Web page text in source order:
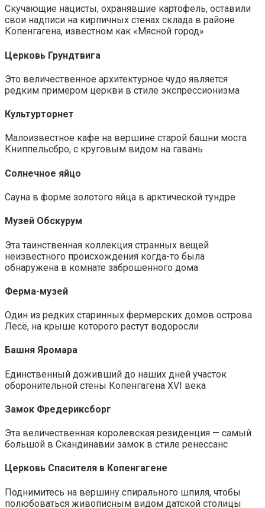
Скучающие нацисты, охранявшие картофель, оставили
свои надписи на кирпичных стенах склада в районе
Копенгагена, известном как «Мясной город»
Церковь Грундтвига
Это величественное архитектурное чудо является
редким примером церкви в стиле экспрессионизма
Культурторнет
Малоизвестное кафе на вершине старой башни моста
Книппельсбро, с круговым видом на гавань
Солнечное яйцо
Сауна в форме золотого яйца в арктической тундре
Музей Обскурум
Эта таинственная коллекция странных вещей
неизвестного происхождения когда-то была
обнаружена в комнате заброшенного дома
Ферма-музей
Один из редких старинных фермерских домов острова
Лесё, на крыше которого растут водоросли
Башня Яромара
Единственный доживший до наших дней участок
оборонительной стены Копенгагена XVI века
Замок Фредериксборг
Эта величественная королевская резиденция — самый
большой в Скандинавии замок в стиле ренессанс
Церковь Спасителя в Копенгагене
Поднимитесь на вершину спирального шпиля, чтобы
полюбоваться живописным видом датской столицы